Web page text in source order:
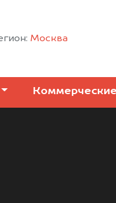
Москва
Коммерческие